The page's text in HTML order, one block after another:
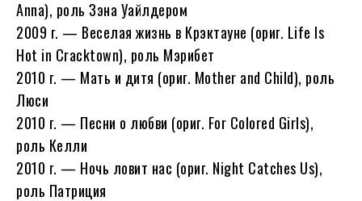
Anna), роль Зэна Уайлдером
2009 г. — Веселая жизнь в Крэктауне (ориг. Life Is
Hot in Cracktown), роль Мэрибет
2010 г. — Мать и дитя (ориг. Mother and Child), роль
Люси
2010 г. — Песни о любви (ориг. For Colored Girls),
роль Келли
2010 г. — Ночь ловит нас (ориг. Night Catches Us),
роль Патриция